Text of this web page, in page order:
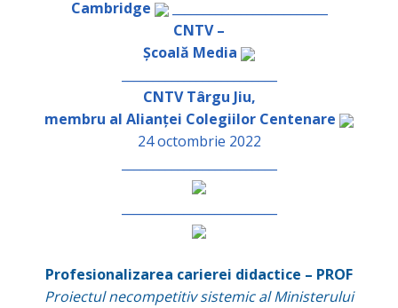
Cambridge
_________________________
CNTV –
Școală Media
CNTV Târgu Jiu,
membru al Alianței Colegiilor Centenare
24 octombrie 2022
Profesionalizarea carierei didactice – PROF
Proiectul necompetitiv sistemic al Ministerului